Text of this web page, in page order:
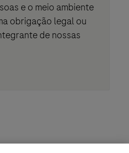
e o meio ambiente
obrigação legal ou
de nossas